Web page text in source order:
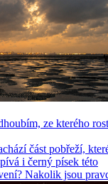
ze kterého
část pobřeží,
i černý písek této
Nakolik jsou